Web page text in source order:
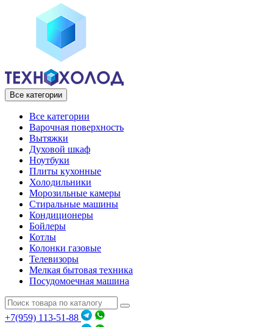
Все категории
Все категории
Варочная поверхность
Вытяжки
Духовой шкаф
Ноутбуки
Плиты кухонные
Холодильники
Морозильные камеры
Стиральные машины
Кондиционеры
Бойлеры
Котлы
Колонки газовые
Телевизоры
Мелкая бытовая техника
Посудомоечная машина
+7(959) 113-51-88